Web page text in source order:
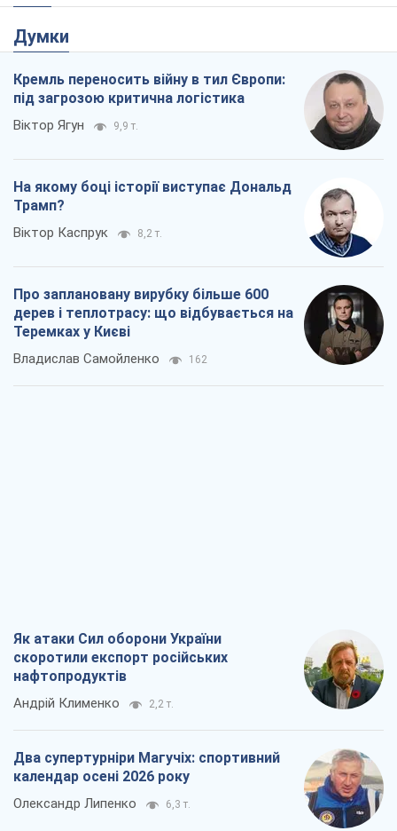
Думки
Кремль переносить війну в тил Європи:
під загрозою критична логістика
Віктор Ягун 9,9 т.
На якому боці історії виступає Дональд
Трамп?
Віктор Каспрук 8,2 т.
Про заплановану вирубку більше 600
дерев і теплотрасу: що відбувається на
Теремках у Києві
Владислав Самойленко 162
Як атаки Сил оборони України
скоротили експорт російських
нафтопродуктів
Андрій Клименко 2,2 т.
Два супертурніри Магучіх: спортивний
календар осені 2026 року
Олександр Липенко 6,3 т.